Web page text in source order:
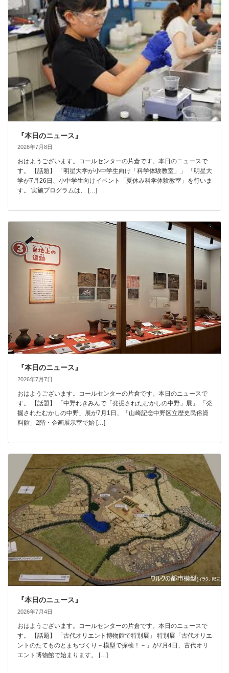
『本日のニュース』
2026年7月8日
おはようございます。コールセンターの片倉です。本日のニュースで
す。 【話題】 「明星大学が小中学生向け「科学体験教室」」 「明星大
学が7月26日、小中学生向けイベント「夏休み科学体験教室」を行いま
す。 実施プログラムは、 […]
『本日のニュース』
2026年7月7日
おはようございます。コールセンターの片倉です。本日のニュースで
す。 【話題】 「中野れきみんで「発掘されたむかしの中野」展」 「発
掘されたむかしの中野」展が7月1日、「山崎記念中野区立歴史民俗資
料館」2階・企画展示室で始 […]
『本日のニュース』
2026年7月4日
おはようございます。コールセンターの片倉です。本日のニュースで
す。 【話題】 「古代オリエント博物館で特別展」 特別展「古代オリエ
ントのたてものとまちづくり－模型で探検！－」が7月4日、古代オリ
エント博物館で始まります。 […]